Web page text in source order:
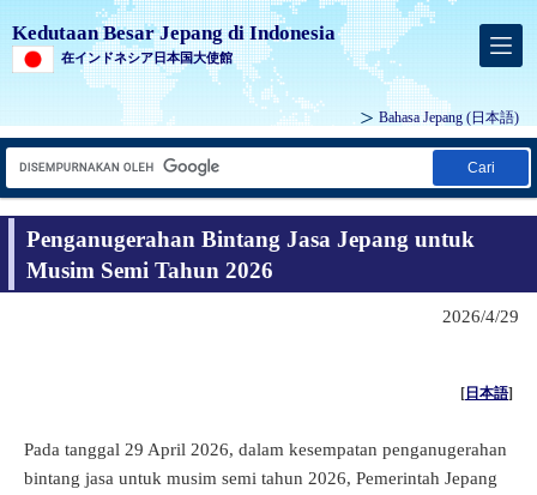
Kedutaan Besar Jepang di Indonesia
在インドネシア日本国大使館
Bahasa Jepang (日本語)
Cari
Penganugerahan Bintang Jasa Jepang untuk
Musim Semi Tahun 2026
2026/4/29
[日本語]
Pada tanggal 29 April 2026, dalam kesempatan penganugerahan
bintang jasa untuk musim semi tahun 2026, Pemerintah Jepang